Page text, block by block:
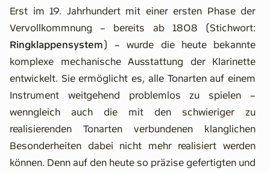
Erst im 19. Jahrhundert mit einer ersten Phase der
Vervollkommnung – bereits ab 1808 (Stichwort:
Ringklappensystem ) – wurde die heute bekannte
komplexe mechanische Ausstattung der Klarinette
entwickelt. Sie ermöglicht es, alle Tonarten auf einem
Instrument weitgehend problemlos zu spielen –
wenngleich auch die mit den schwieriger zu
realisierenden Tonarten verbundenen klanglichen
Besonderheiten dabei nicht mehr realisiert werden
können. Denn auf den heute so präzise gefertigten und